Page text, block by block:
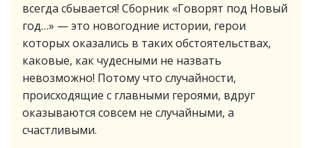
всегда сбывается! Сборник «Говорят под Новый
год…» — это новогодние истории, герои
которых оказались в таких обстоятельствах,
каковые, как чудесными не назвать
невозможно! Потому что случайности,
происходящие с главными героями, вдруг
оказываются совсем не случайными, а
счастливыми.